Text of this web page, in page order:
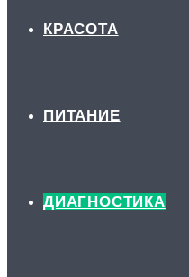
КРАСОТА
ПИТАНИЕ
ДИАГНОСТИКА